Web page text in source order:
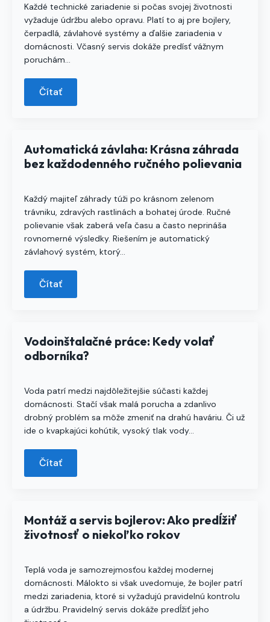
Každé technické zariadenie si počas svojej životnosti
vyžaduje údržbu alebo opravu. Platí to aj pre bojlery,
čerpadlá, závlahové systémy a ďalšie zariadenia v
domácnosti. Včasný servis dokáže predísť vážnym
poruchám…
Čítať
Automatická závlaha: Krásna záhrada
bez každodenného ručného polievania
Každý majiteľ záhrady túži po krásnom zelenom
trávniku, zdravých rastlinách a bohatej úrode. Ručné
polievanie však zaberá veľa času a často neprináša
rovnomerné výsledky. Riešením je automatický
závlahový systém, ktorý…
Čítať
Vodoinštalačné práce: Kedy volať
odborníka?
Voda patrí medzi najdôležitejšie súčasti každej
domácnosti. Stačí však malá porucha a zdanlivo
drobný problém sa môže zmeniť na drahú haváriu. Či už
ide o kvapkajúci kohútik, vysoký tlak vody…
Čítať
Montáž a servis bojlerov: Ako predĺžiť
životnosť o niekoľko rokov
Teplá voda je samozrejmosťou každej modernej
domácnosti. Málokto si však uvedomuje, že bojler patrí
medzi zariadenia, ktoré si vyžadujú pravidelnú kontrolu
a údržbu. Pravidelný servis dokáže predĺžiť jeho